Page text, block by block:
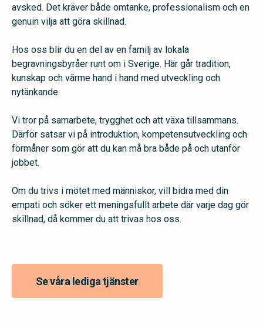
avsked. Det kräver både omtanke, professionalism och en
genuin vilja att göra skillnad.
Hos oss blir du en del av en familj av lokala
begravningsbyråer runt om i Sverige. Här går tradition,
kunskap och värme hand i hand med utveckling och
nytänkande.
Vi tror på samarbete, trygghet och att växa tillsammans.
Därför satsar vi på introduktion, kompetensutveckling och
förmåner som gör att du kan må bra både på och utanför
jobbet.
Om du trivs i mötet med människor, vill bidra med din
empati och söker ett meningsfullt arbete där varje dag gör
skillnad, då kommer du att trivas hos oss.
Se våra lediga tjänster